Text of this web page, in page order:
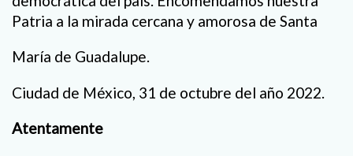
Patria a la mirada cercana y amorosa de Santa
María de Guadalupe.
Ciudad de México, 31 de octubre del año 2022.
Atentamente